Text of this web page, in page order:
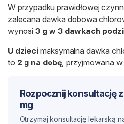
W przypadku prawidłowej
zalecana dawka dobowa
wynosi 3 g w 3 dawkach
U dzieci maksymalna dawka
to 2 g na dobę, przyjmowana
Rozpocznij konsultację
mg
Otrzymaj konsultację lekarską